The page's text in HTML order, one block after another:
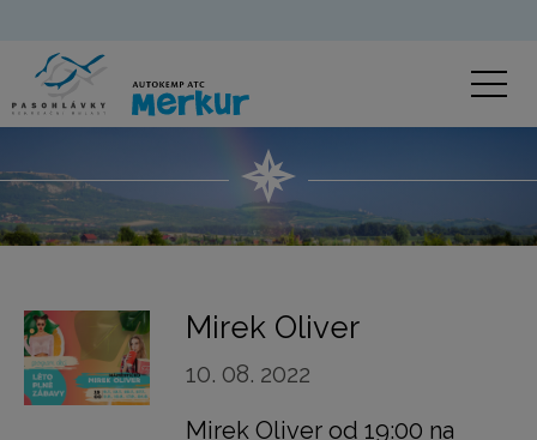
Mirek Oliver
10. 08. 2022
Mirek Oliver od 19:00 na